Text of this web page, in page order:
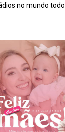
no mundo todo.